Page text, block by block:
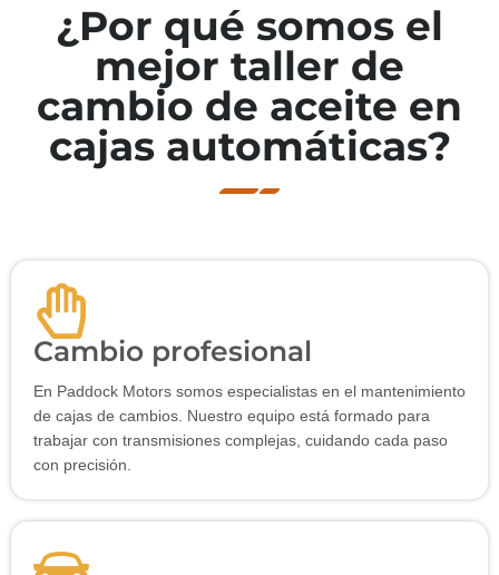
¿Por qué somos el
mejor taller de
cambio de aceite en
cajas automáticas?
Cambio profesional
En Paddock Motors somos especialistas en el mantenimiento
de cajas de cambios. Nuestro equipo está formado para
trabajar con transmisiones complejas, cuidando cada paso
con precisión.